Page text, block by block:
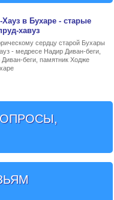
в Бухаре- старые
хавуз
сердцу старой Бухары
- медресе Надир Диван-беги,
беги, памятник Ходже